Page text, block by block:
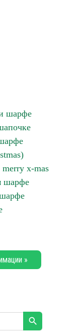
шарфе
x-mas
шарфе
»